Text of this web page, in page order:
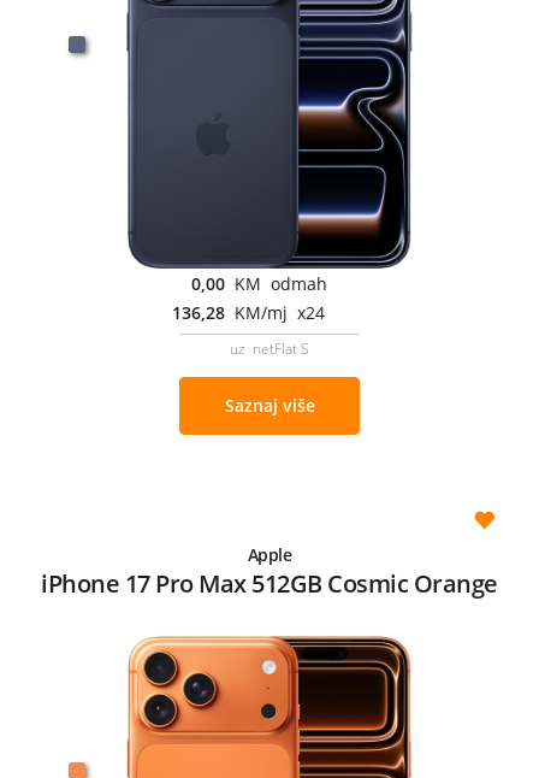
0,00 KM odmah
136,28 KM/mj x24
uz netFlat S
Saznaj više
Apple
iPhone 17 Pro Max 512GB Cosmic Orange